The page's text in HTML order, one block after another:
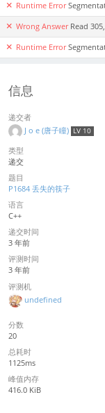
Runtime Error
Wrong Answer Read
Runtime Error
信息
递交者
J o e (唐子瞳) LV 10
类型
递交
题目
P1684 丢失的筷子
语言
C++
递交时间
3 年前
评测时间
3 年前
评测机
undefined
分数
20
总耗时
1125ms
峰值内存
416.0 KiB